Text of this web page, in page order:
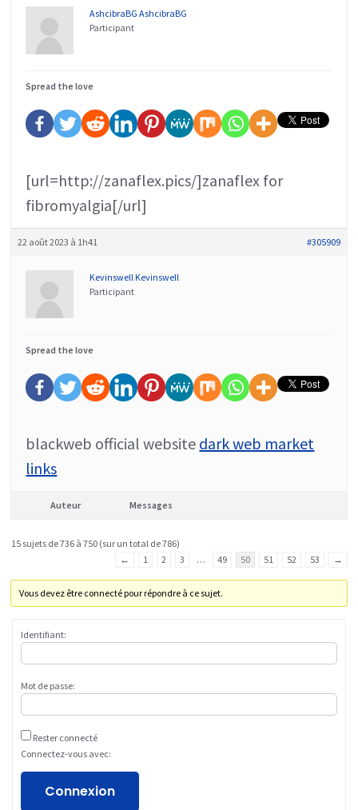
AshcibraBG AshcibraBG
Participant
Spread the love
[url=http://zanaflex.pics/]zanaflex for
fibromyalgia[/url]
22 août 2023 à 1h41 #305909
Kevinswell Kevinswell
Participant
Spread the love
blackweb official website dark web market
links
Auteur Messages
15 sujets de 736 à 750 (sur un total de 786)
←
1 2 3 … 49 50 51 52 53 →
Vous devez être connecté pour répondre à ce sujet.
Identifiant:
Mot de passe:
Rester connecté
Connectez-vous avec:
Connexion